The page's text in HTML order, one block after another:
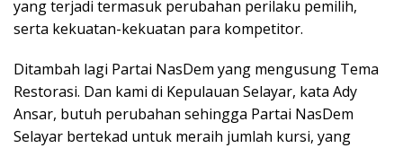
yang terjadi termasuk perubahan perilaku pemilih,
serta kekuatan-kekuatan para kompetitor.
Ditambah lagi Partai NasDem yang mengusung Tema
Restorasi. Dan kami di Kepulauan Selayar, kata Ady
Ansar, butuh perubahan sehingga Partai NasDem
Selayar bertekad untuk meraih jumlah kursi, yang